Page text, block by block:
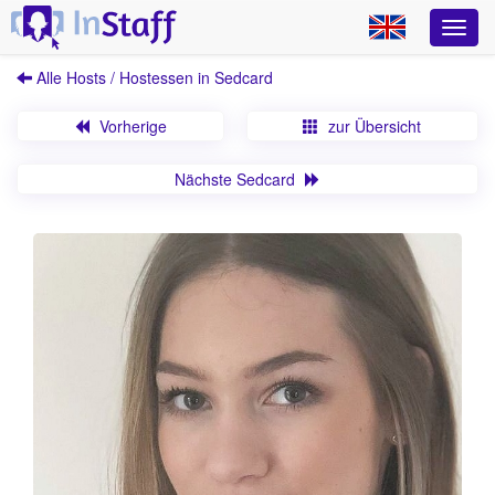
Alle Hosts / Hostessen in Sedcard
Vorherige zur Übersicht
Nächste Sedcard